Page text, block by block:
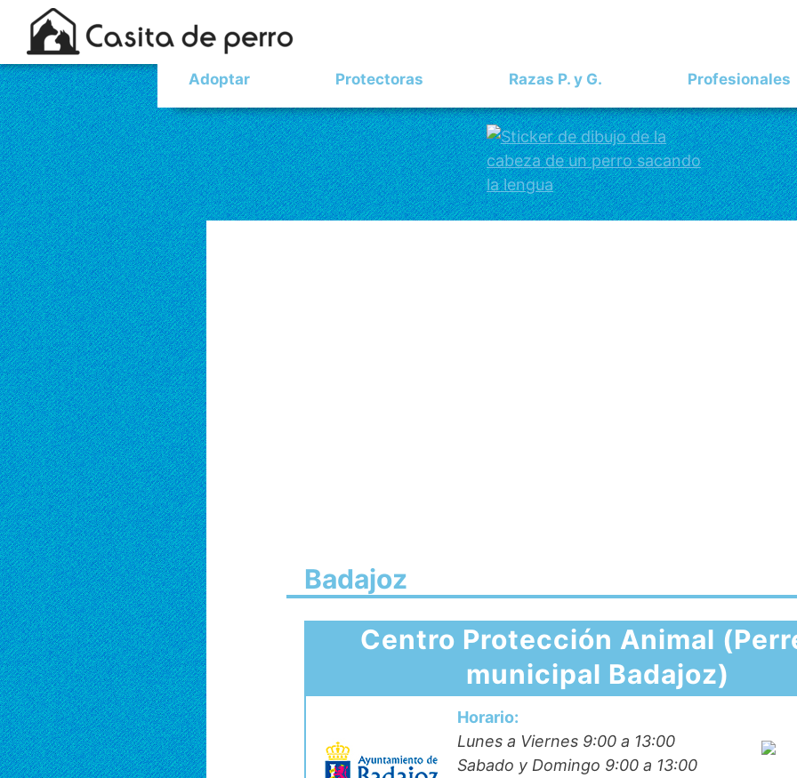
Adoptar Protectoras Razas P. y G. Profesionales
Badajoz
Centro Protección Animal
municipal Badajoz)
Horario:
Lunes a Viernes 9:00 a 13:00
Sabado y Domingo 9:00 a 13:00